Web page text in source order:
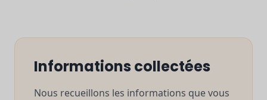
Informations collectées
Nous recueillons les informations que vous